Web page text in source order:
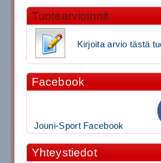
Tuotearvioinnit
Kirjoita arvio tästä
Facebook
Jouni-Sport Facebook
Yhteystiedot